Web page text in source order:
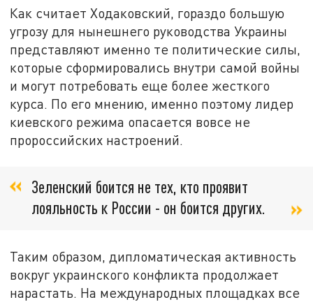
Как считает Ходаковский, гораздо большую
угрозу для нынешнего руководства Украины
представляют именно те политические силы,
которые сформировались внутри самой войны
и могут потребовать еще более жесткого
курса. По его мнению, именно поэтому лидер
киевского режима опасается вовсе не
пророссийских настроений.
Зеленский боится не тех, кто проявит
лояльность к России - он боится других.
Таким образом, дипломатическая активность
вокруг украинского конфликта продолжает
нарастать. На международных площадках все